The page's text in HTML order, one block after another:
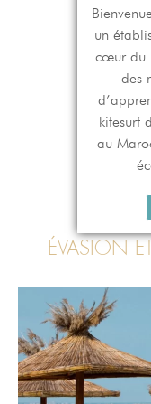
un
cœur du
des
kitesurf
au
ÉVASION ET